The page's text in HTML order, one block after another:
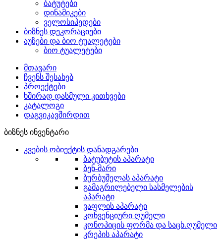
ბატუტები
დინამიკები
ველოსიპედები
ბიზნეს დეკორაციები
აუზები და ბიო ტუალეტები
ბიო ტუალეტები
მთავარი
ჩვენს შესახებ
პროექტები
ხშირად დასმული კითხვები
კატალოგი
დაგვიკავშირდით
ბიზნეს ინვენტარი
კვების ობიექტის დანადგარები
ბატუბუტის აპარატი
ბენ-მარი
ბურბუშელას აპარატი
გამაგრილებელი სასმელების
აპარატი
ვაფლის აპარატი
კონვენციური ღუმელი
კონოპიცის ფორმა და საცხ.ღუმელი
კრეპის აპარატი